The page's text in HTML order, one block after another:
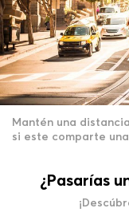
Mantén una
si este comparte
¿Pasarías